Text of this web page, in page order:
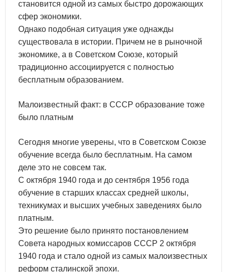
становится одной из самых быстро дорожающих
сфер экономики.
Однако подобная ситуация уже однажды
существовала в истории. Причем не в рыночной
экономике, а в Советском Союзе, который
традиционно ассоциируется с полностью
бесплатным образованием.
Малоизвестный факт: в СССР образование тоже
было платным
Сегодня многие уверены, что в Советском Союзе
обучение всегда было бесплатным. На самом
деле это не совсем так.
С октября 1940 года и до сентября 1956 года
обучение в старших классах средней школы,
техникумах и высших учебных заведениях было
платным.
Это решение было принято постановлением
Совета народных комиссаров СССР 2 октября
1940 года и стало одной из самых малоизвестных
реформ сталинской эпохи.